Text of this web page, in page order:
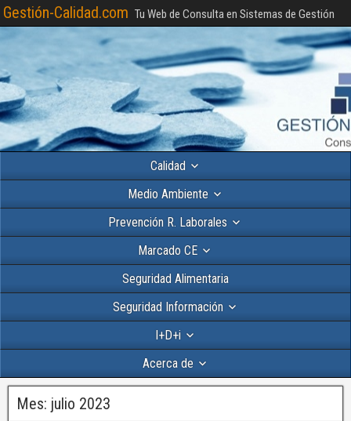
Gestión-Calidad.com Tu Web de Consulta en Sistemas de Gestión
Calidad
Medio Ambiente
Prevención R. Laborales
Marcado CE
Seguridad Alimentaria
Seguridad Información
I+D+i
Acerca de
Mes: julio 2023